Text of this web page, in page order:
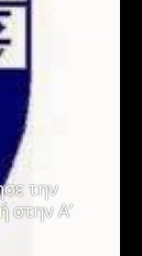
την
στην Α’